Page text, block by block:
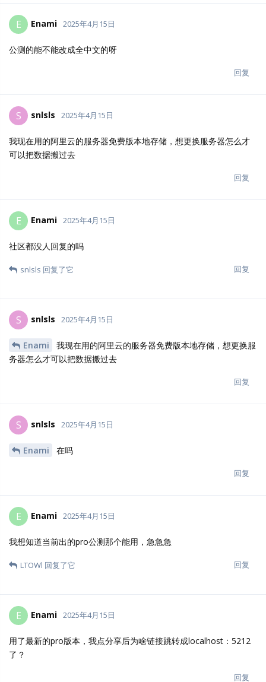
E Enami 2025年4月15日
公测的能不能改成全中文的呀
回复
S snlsls 2025年4月15日
我现在用的阿里云的服务器免费版本地存储，想更换服务器怎么才
可以把数据搬过去
回复
E Enami 2025年4月15日
社区都没人回复的吗
回复
snlsls 回复了它
S snlsls 2025年4月15日
Enami
我现在用的阿里云的服务器免费版本地存储，想更换服
务器怎么才可以把数据搬过去
回复
S snlsls 2025年4月15日
Enami 在吗
回复
E Enami 2025年4月15日
我想知道当前出的pro公测那个能用，急急急
回复
LTOWl 回复了它
E Enami 2025年4月15日
用了最新的pro版本，我点分享后为啥链接跳转成localhost：5212
了？
回复